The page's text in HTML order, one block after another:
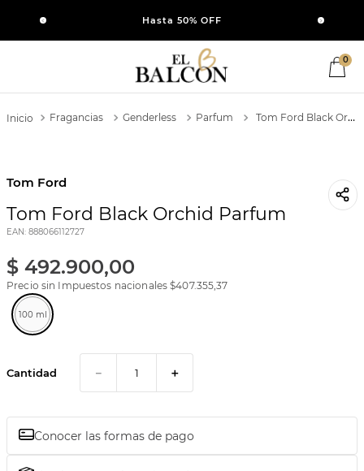
Hasta 50% OFF
0
Fragancias Genderless Parfum Tom Ford Black Orchid Parfum
Tom Ford
Tom Ford Black Orchid Parfum
EAN: 888066112727
$ 492.900,00
Precio sin Impuestos nacionales $407.355,37
100 ml
Cantidad ＋
－
Conocer las formas de pago